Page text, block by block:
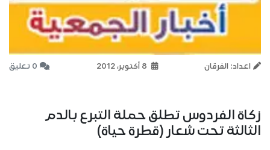
اعداد: الفرقان 0 تعليق
زكاة الفردوس تطلق حملة التبرع بالدم
الثالثة تحت شعار (قطرة حياة)